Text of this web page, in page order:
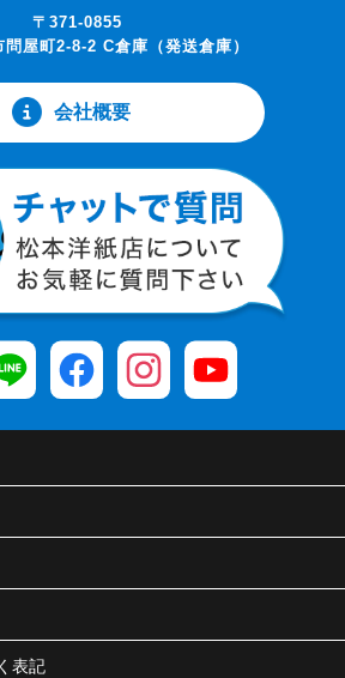
〒371-0855
屋町2-8-2 C倉庫（発送倉庫）
会社概要
表記